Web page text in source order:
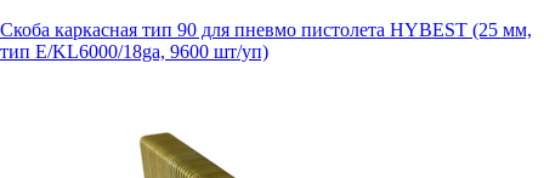
Скоба каркасная тип 90 для пневмо пистолета HYBEST (25 мм,
тип E/KL6000/18ga, 9600 шт/уп)